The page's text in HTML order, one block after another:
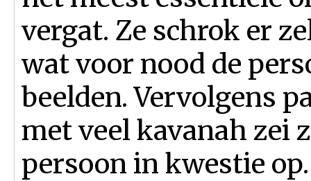
vergat. Ze schrok er
wat voor nood de
beelden. Vervolgens
met veel kavanah zei
persoon in kwestie op.